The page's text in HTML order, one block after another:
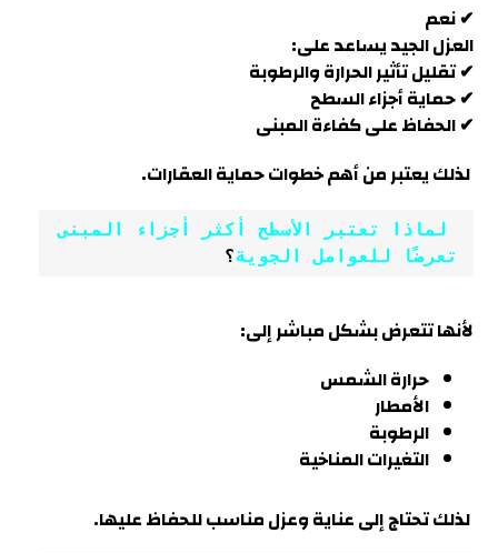
✔ نعم
العزل الجيد يساعد على:
✔ تقليل تأثير الحرارة والرطوبة
✔ حماية أجزاء السطح
✔ الحفاظ على كفاءة المبنى
لذلك يعتبر من أهم خطوات حماية العقارات.
لماذا تعتبر الأسطح أكثر أجزاء المبنى
تعرضًا للعوامل الجوية؟
لأنها تتعرض بشكل مباشر إلى:
حرارة الشمس
الأمطار
الرطوبة
التغيرات المناخية
لذلك تحتاج إلى عناية وعزل مناسب للحفاظ عليها.